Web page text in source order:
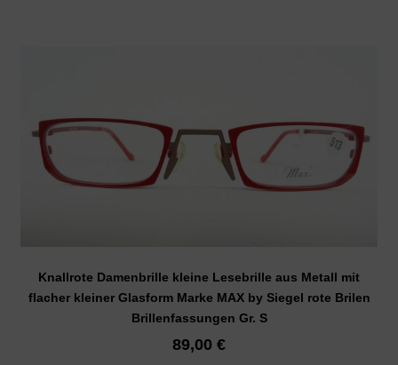
Knallrote Damenbrille kleine Lesebrille aus Metall mit
flacher kleiner Glasform Marke MAX by Siegel rote Brilen
Brillenfassungen Gr. S
89,00 €